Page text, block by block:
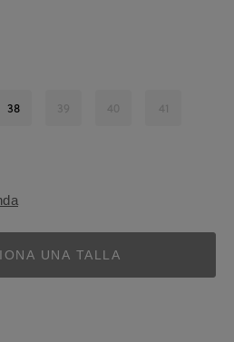
38 39 40 41
UNA TALLA